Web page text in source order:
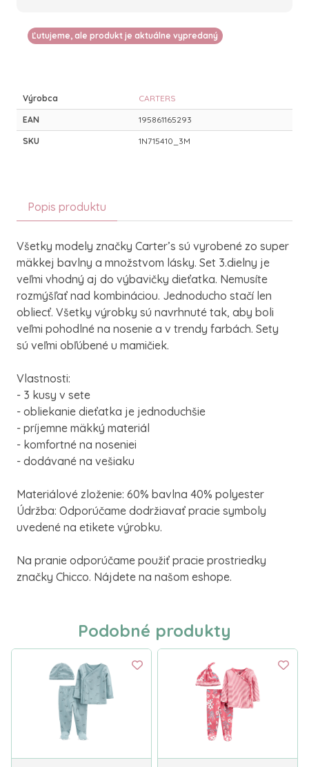
Ľutujeme, ale produkt je aktuálne vypredaný
Výrobca CARTERS
EAN 195861165293
SKU 1N715410_3M
Popis produktu
Všetky modely značky Carter’s sú vyrobené zo super
mäkkej bavlny a množstvom lásky. Set 3.dielny je
veľmi vhodný aj do výbavičky dieťatka. Nemusíte
rozmýšľať nad kombináciou. Jednoducho stačí len
obliecť. Všetky výrobky sú navrhnuté tak, aby boli
veľmi pohodlné na nosenie a v trendy farbách. Sety
sú veľmi obľúbené u mamičiek.
Vlastnosti:
- 3 kusy v sete
- obliekanie dieťatka je jednoduchšie
- príjemne mäkký materiál
- komfortné na noseniei
- dodávané na vešiaku
Materiálové zloženie: 60% bavlna 40% polyester
Údržba: Odporúčame dodržiavať pracie symboly
uvedené na etikete výrobku.
Na pranie odporúčame použiť pracie prostriedky
značky Chicco. Nájdete na našom eshope.
Podobné produkty